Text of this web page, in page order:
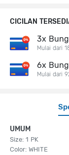
UMUM
Size: 1 PK
Color: WHITE
CICILAN
3x
Mulai dari
6x
Mulai dari